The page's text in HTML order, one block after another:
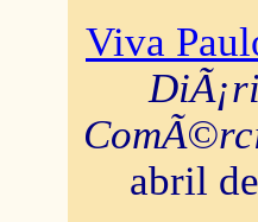
Viva
abril